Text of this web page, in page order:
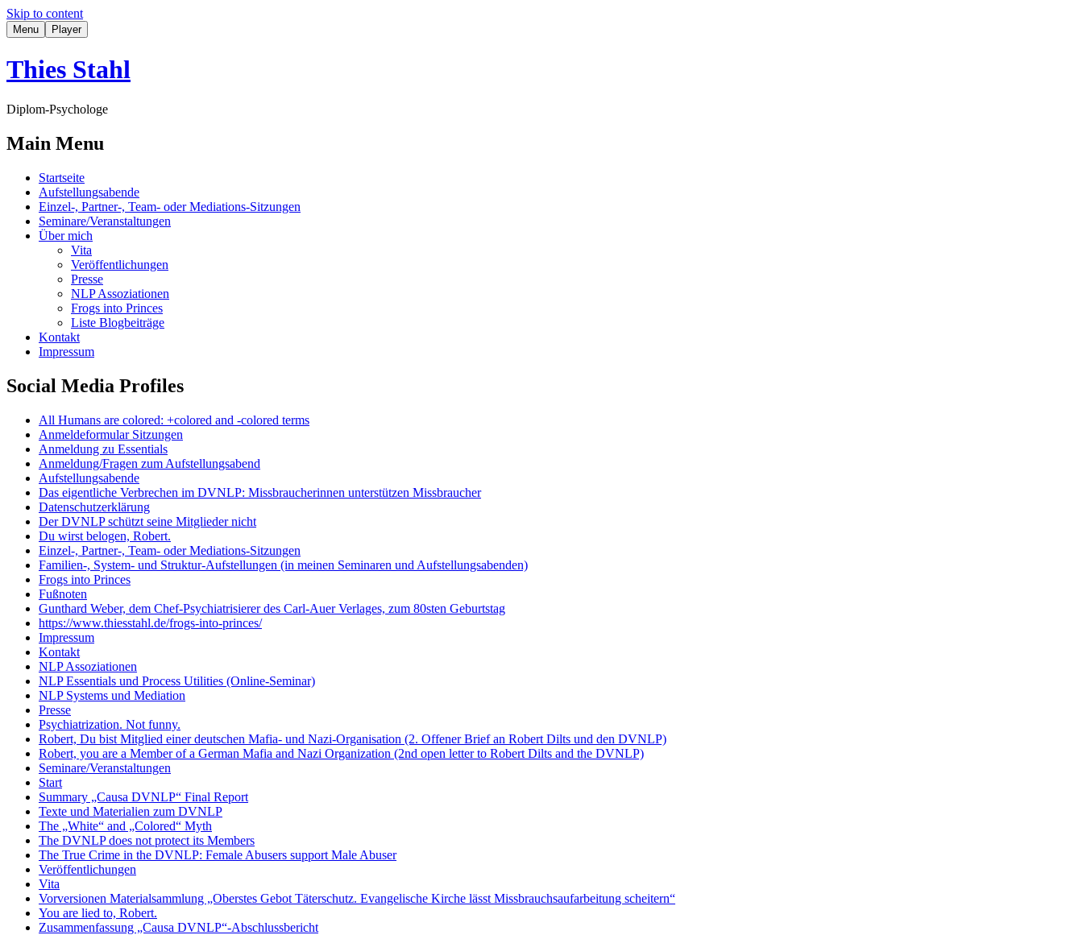
Skip to content
Menu Player
Thies Stahl
Diplom-Psychologe
Main Menu
Startseite
Aufstellungsabende
Einzel-, Partner-, Team- oder Mediations-Sitzungen
Seminare/Veranstaltungen
Über mich
Vita
Veröffentlichungen
Presse
NLP Assoziationen
Frogs into Princes
Liste Blogbeiträge
Kontakt
Impressum
Social Media Profiles
All Humans are colored: +colored and -colored terms
Anmeldeformular Sitzungen
Anmeldung zu Essentials
Anmeldung/Fragen zum Aufstellungsabend
Aufstellungsabende
Das eigentliche Verbrechen im DVNLP: Missbraucherinnen unterstützen Missbraucher
Datenschutzerklärung
Der DVNLP schützt seine Mitglieder nicht
Du wirst belogen, Robert.
Einzel-, Partner-, Team- oder Mediations-Sitzungen
Familien-, System- und Struktur-Aufstellungen (in meinen Seminaren und Aufstellungsabenden)
Frogs into Princes
Fußnoten
Gunthard Weber, dem Chef-Psychiatrisierer des Carl-Auer Verlages, zum 80sten Geburtstag
https://www.thiesstahl.de/frogs-into-princes/
Impressum
Kontakt
NLP Assoziationen
NLP Essentials und Process Utilities (Online-Seminar)
NLP Systems und Mediation
Presse
Psychiatrization. Not funny.
Robert, Du bist Mitglied einer deutschen Mafia- und Nazi-Organisation (2. Offener Brief an Robert Dilts und den DVNLP)
Robert, you are a Member of a German Mafia and Nazi Organization (2nd open letter to Robert Dilts and the DVNLP)
Seminare/Veranstaltungen
Start
Summary „Causa DVNLP“ Final Report
Texte und Materialien zum DVNLP
The „White“ and „Colored“ Myth
The DVNLP does not protect its Members
The True Crime in the DVNLP: Female Abusers support Male Abuser
Veröffentlichungen
Vita
Vorversionen Materialsammlung „Oberstes Gebot Täterschutz. Evangelische Kirche lässt Missbrauchsaufarbeitung scheitern“
You are lied to, Robert.
Zusammenfassung „Causa DVNLP“-Abschlussbericht